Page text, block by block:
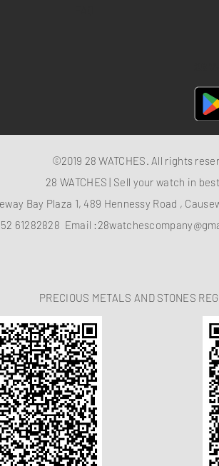
©2019 28 WATCHES. All rights
28 WATCHES | Sell your watch in
Bay Plaza 1, 489 Hennessy Road ,
61282828 Email :
PRECIOUS METALS AND STONES